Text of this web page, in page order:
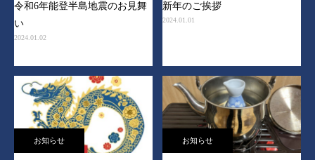
令和6年能登半島地震のお見舞
い
2024.01.02
新年のご挨拶
2024.01.01
お知らせ お知らせ